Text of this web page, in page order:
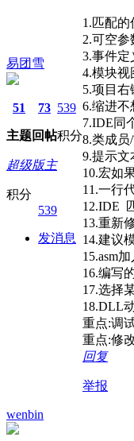
易团雪
51
主题
73
回帖
539
积分
超级版主
积分
539
发消息
1.匹配
2.可空
3.事件
4.模块视
5.项目
6.缩进不
7.IDE同
8.类成员
9.提示文
10.宏如
11.一行
12.IDE
13.重新
14.建议
15.asm
16.编写
17.选择
18.DLL
重点:调
重点:修
回复
举报
wenbin